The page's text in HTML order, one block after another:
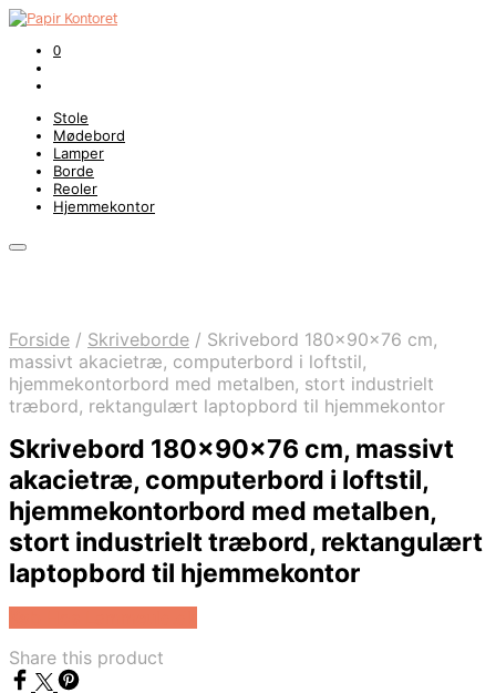
0
Stole
Mødebord
Lamper
Borde
Reoler
Hjemmekontor
Forside / Skriveborde / Skrivebord 180x90x76 cm,
massivt akacietræ, computerbord i loftstil,
hjemmekontorbord med metalben, stort industrielt
træbord, rektangulært laptopbord til hjemmekontor
Skrivebord 180x90x76 cm, massivt
akacietræ, computerbord i loftstil,
hjemmekontorbord med metalben,
stort industrielt træbord, rektangulært
laptopbord til hjemmekontor
Share this product